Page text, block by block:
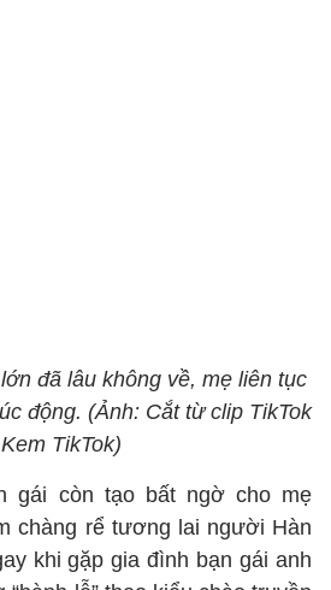
đã lâu không về, mẹ liên tục
động. (Ảnh: Cắt từ clip TikTok
Kem TikTok)
gái còn tạo bất ngờ cho mẹ
chàng rể tương lai người Hàn
khi gặp gia đình bạn gái anh